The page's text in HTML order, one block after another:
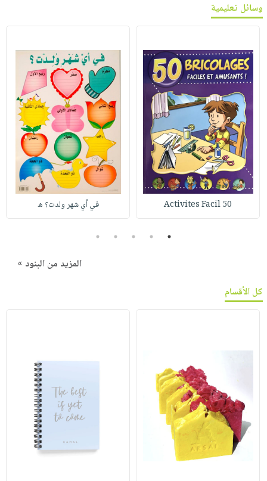
وسائل تعليمية
50 Activites Facil في أي شهر ولدت؟ ه
1
2
3
4
5
المزيد من البنود »
كل الأقسام